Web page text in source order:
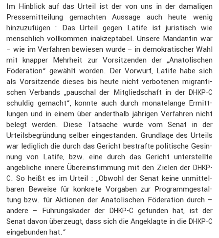
Im Hinblick auf das Urteil ist der von uns in der damaligen
Presse­mit­tei­lung gemachten Aussage auch heute wenig
hinzu­zu­fügen : Das Urteil gegen Latife ist juris­tisch wie
mensch­lich vollkommen inakzep­tabel. Unsere Mandantin war
– wie im Verfahren bewiesen wurde – in demokra­ti­scher Wahl
mit knapper Mehrheit zur Vorsit­zenden der „Anato­li­schen
Födera­tion“ gewählt worden. Der Vorwurf, Latife habe sich
als Vorsit­zende dieses bis heute nicht verbo­tenen migran­ti­
schen Verbands „pauschal der Mitglied­schaft in der DHKP-C
schuldig gemacht“, konnte auch durch monate­lange Ermitt­
lungen und in einem über andert­halb jährigen Verfahren nicht
belegt werden. Diese Tatsache wurde vom Senat in der
Urteils­be­grün­dung selber einge­standen. Grund­lage des Urteils
war ledig­lich die durch das Gericht bestrafte politi­sche Gesin­
nung von Latife, bzw. eine durch das Gericht unter­stellte
angeb­liche innere Überein­stim­mung mit den Zielen der DHKP-
C. So heißt es im Urteil : „Obwohl der Senat keine unmit­tel­
baren Beweise für konkrete Vorgaben zur Programm­ge­stal­
tung bzw. für Aktionen der Anato­li­schen Födera­tion durch –
andere – Führungs­kader der DHKP-C gefunden hat, ist der
Senat davon überzeugt, dass sich die Angeklagte in die DHKP-C
einge­bunden hat.“